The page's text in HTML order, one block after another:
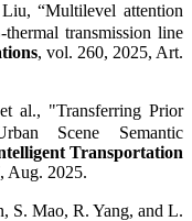
“Multilevel attention
transmission line
, vol. 260, 2025, Art.
al., "Transferring Prior
Scene Semantic
Transportation
Aug. 2025.
S. Mao, R. Yang, and L.